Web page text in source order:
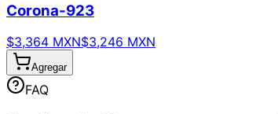
Corona-923
$3,364 MXN$3,246 MXN
Agregar
FAQ